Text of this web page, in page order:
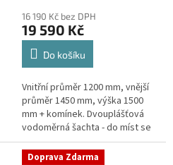
16 190 Kč bez DPH
19 590 Kč
Do košíku
Vnitřní průměr 1200 mm, vnější
průměr 1450 mm, výška 1500
mm + komínek. Dvouplášťová
vodoměrná šachta - do míst se
spodní vodou, pojízdná i pod
parkovací stáníStandardní...
Doprava Zdarma